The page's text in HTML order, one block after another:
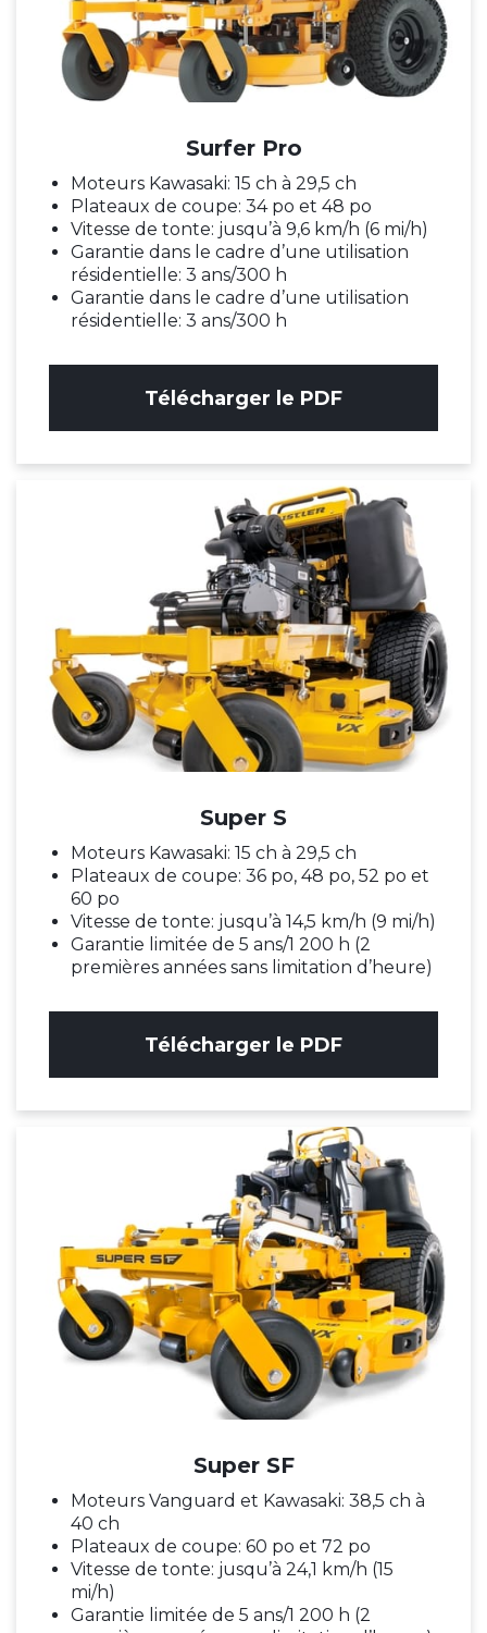
Surfer Pro
Moteurs Kawasaki: 15 ch à 29,5 ch
Plateaux de coupe: 34 po et 48 po
Vitesse de tonte: jusqu’à 9,6 km/h (6 mi/h)
Garantie dans le cadre d’une utilisation
résidentielle: 3 ans/300 h
Garantie dans le cadre d’une utilisation
résidentielle: 3 ans/300 h
Télécharger le PDF
Super S
Moteurs Kawasaki: 15 ch à 29,5 ch
Plateaux de coupe: 36 po, 48 po, 52 po et
60 po
Vitesse de tonte: jusqu’à 14,5 km/h (9 mi/h)
Garantie limitée de 5 ans/1 200 h (2
premières années sans limitation d’heure)
Télécharger le PDF
Super SF
Moteurs Vanguard et Kawasaki: 38,5 ch à
40 ch
Plateaux de coupe: 60 po et 72 po
Vitesse de tonte: jusqu’à 24,1 km/h (15
mi/h)
Garantie limitée de 5 ans/1 200 h (2